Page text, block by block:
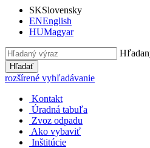
SKSlovensky
ENEnglish
HUMagyar
Hľadať
rozšírené vyhľadávanie
Kontakt
Úradná tabuľa
Zvoz odpadu
Ako vybaviť
Inštitúcie